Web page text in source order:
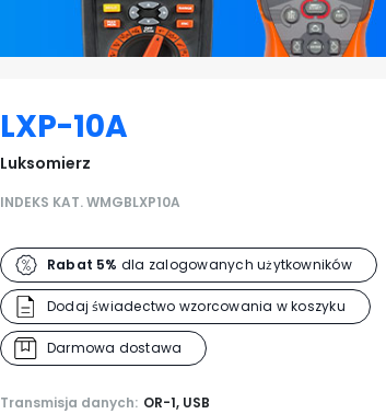
LXP-10A
Luksomierz
INDEKS KAT. WMGBLXP10A
Rabat 5% dla zalogowanych użytkowników
Dodaj świadectwo wzorcowania w koszyku
Darmowa dostawa
Transmisja danych: OR-1, USB